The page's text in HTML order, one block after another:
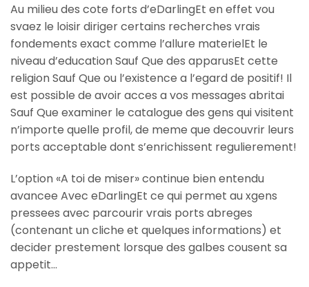
Au milieu des cote forts d’eDarlingEt en effet vou
svaez le loisir diriger certains recherches vrais
fondements exact comme l’allure materielEt le
niveau d’education Sauf Que des apparusEt cette
religion Sauf Que ou l’existence a l’egard de positif! Il
est possible de avoir acces a vos messages abritai
Sauf Que examiner le catalogue des gens qui visitent
n’importe quelle profil, de meme que decouvrir leurs
ports acceptable dont s’enrichissent regulierement!
L’option «A toi de miser» continue bien entendu
avancee Avec eDarlingEt ce qui permet au xgens
pressees avec parcourir vrais ports abreges
(contenant un cliche et quelques informations) et
decider prestement lorsque des galbes cousent sa
appetit…